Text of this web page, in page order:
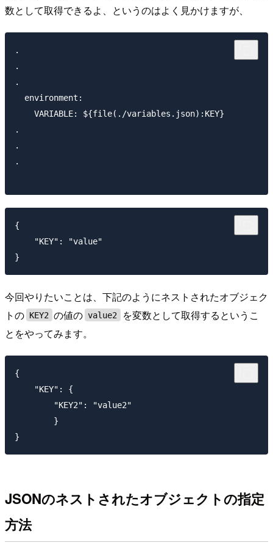
数として取得できるよ、というのはよく見かけますが、
.
.
.
  environment:
    VARIABLE: ${file(./variables.json):KEY}
.
.
.
{
    "KEY": "value"
今回やりたいことは、下記のようにネストされたオブジェク
トの KEY2 の値の value2
を変数として取得するというこ
とをやってみます。
{
    "KEY": {
        "KEY2": "value2"
        }
JSONのネストされたオブジェクトの指定
方法